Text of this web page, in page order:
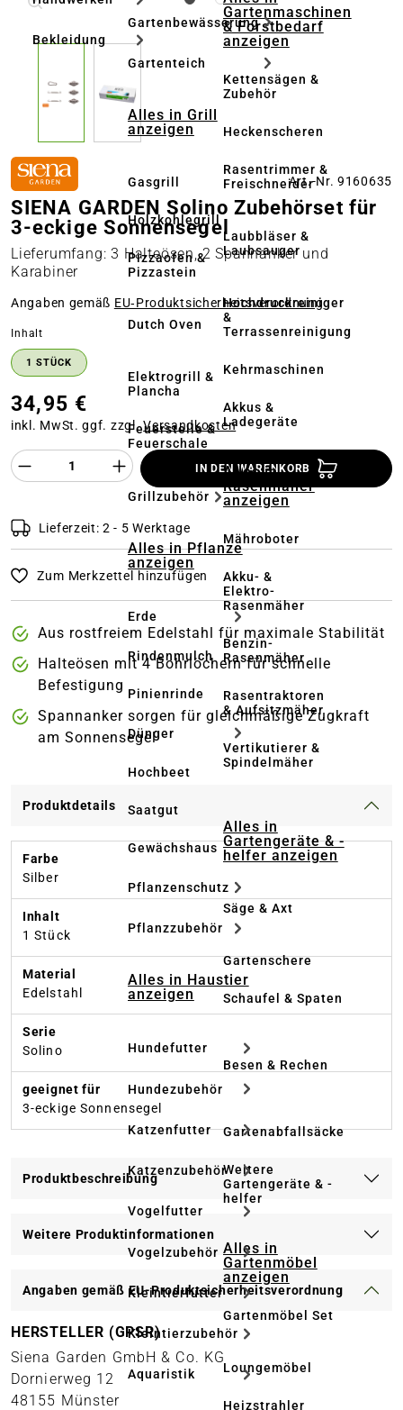
Bekleidung
Gartenbewässerung
Gartenteich
Alles in Grill
anzeigen
Gasgrill
Holzkohlegrill
Pizzaofen &
Pizzastein
Dutch Oven
Elektrogrill &
Plancha
Feuerstelle &
Feuerschale
Grillzubehör
Alles in Pflanze
anzeigen
Erde
Rindenmulch
Pinienrinde
Dünger
Hochbeet
Saatgut
Gewächshaus
Pflanzenschutz
Pflanzzubehör
Alles in Haustier
anzeigen
Hundefutter
Hundezubehör
Katzenfutter
Katzenzubehör
Vogelfutter
Vogelzubehör
Kleintierfutter
Kleintierzubehör
Aquaristik
Gartenmaschinen
& Forstbedarf
anzeigen
Kettensägen &
Zubehör
Heckenscheren
Rasentrimmer &
Freischneider
Laubbläser &
Laubsauger
Hochdruckreiniger
&
Terrassenreinigung
Kehrmaschinen
Akkus &
Ladegeräte
Alles in
Rasenmäher
anzeigen
Mähroboter
Akku- &
Elektro-
Rasenmäher
Benzin-
Rasenmäher
Rasentraktoren
& Aufsitzmäher
Vertikutierer &
Spindelmäher
Alles in
Gartengeräte & -
helfer anzeigen
Säge & Axt
Gartenschere
Schaufel & Spaten
Besen & Rechen
Gartenabfallsäcke
Weitere
Gartengeräte & -
helfer
Alles in
Gartenmöbel
anzeigen
Gartenmöbel Set
Loungemöbel
Heizstrahler
Art.-Nr. 9160635
SIENA GARDEN Solino Zubehörset für
3-eckige Sonnensegel
Lieferumfang: 3 Halteösen, 2 Spannanker und
Karabiner
Angaben gemäß EU‑Produktsicherheitsverordnung
Inhalt
1 STÜCK
34,95 €
inkl. MwSt. ggf. zzgl.Versandkosten
Produkt Anzahl des Produktes
IN DEN WARENKORB
Lieferzeit: 2 - 5 Werktage
Zum Merkzettel hinzufügen
Aus rostfreiem Edelstahl für maximale Stabilität
Halteösen mit 4 Bohrlöchern für schnelle
Befestigung
Spannanker sorgen für gleichmäßige Zugkraft
am Sonnensegel
Produktdetails
Farbe
Silber
Inhalt
1 Stück
Material
Edelstahl
Serie
Solino
geeignet für
3-eckige Sonnensegel
Produktbeschreibung
Weitere Produktinformationen
Angaben gemäß EU-Produktsicherheitsverordnung
HERSTELLER (GPSR)
Siena Garden GmbH & Co. KG
Dornierweg 12
48155 Münster